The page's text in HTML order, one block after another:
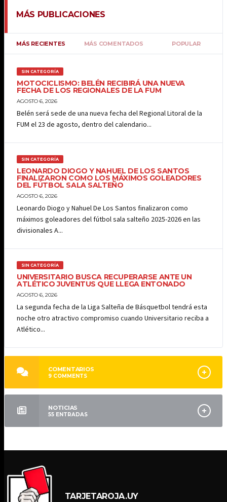
MÁS PUBLICACIONES
MÁS RECIENTES MÁS COMENTADOS POPULAR
SIN CATEGORÍA
MOTOCICLISMO: BELÉN RECIBIRÁ UNA NUEVA
FECHA DE LOS REGIONALES DE LA FUM
AGOSTO 6, 2026
Belén será sede de una nueva fecha del Regional Litoral de la
FUM el 23 de agosto, dentro del calendario...
SIN CATEGORÍA
LEONARDO DIOGO Y NAHUEL DE LOS SANTOS
FINALIZARON COMO LOS MÁXIMOS GOLEADORES
DEL FÚTBOL SALA SALTEÑO
AGOSTO 6, 2026
Leonardo Diogo y Nahuel De Los Santos finalizaron como
máximos goleadores del fútbol sala salteño 2025-2026 en las
divisionales A...
SIN CATEGORÍA
UNIVERSITARIO BUSCA RECUPERARSE ANTE UN
ATLÉTICO JUVENTUS QUE LLEGA ENTONADO
AGOSTO 6, 2026
La segunda fecha de la Liga Salteña de Básquetbol tendrá esta
noche otro atractivo compromiso cuando Universitario reciba a
Atlético...
COMENTARIOS
9 COMMENTS
NOTICIAS
55 ENTRADAS
TARJETAROJA.UY